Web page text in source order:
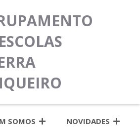
SOMOS NOVIDADES